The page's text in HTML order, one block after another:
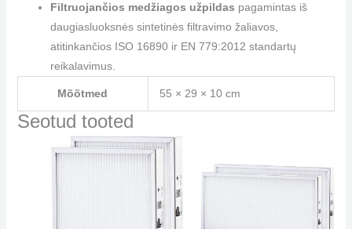
Filtruojančios medžiagos užpildas pagamintas iš
daugiasluoksnės sintetinės filtravimo žaliavos,
atitinkančios ISO 16890 ir EN 779:2012 standartų
reikalavimus.
Mõõtmed 55 × 29 × 10 cm
Seotud tooted